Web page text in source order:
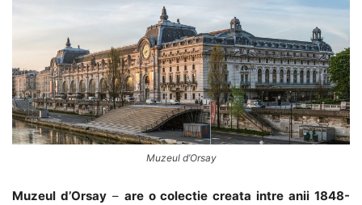
Muzeul d’Orsay
Muzeul d’Orsay– are o colectie creata intre anii 1848-